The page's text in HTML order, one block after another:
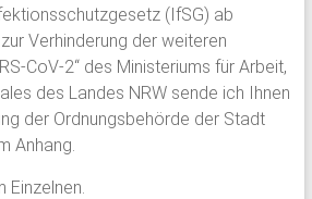
(IfSG) ab
Verhinderung der weiteren
CoV-2“ des Ministeriums für Arbeit,
des Landes NRW sende ich Ihnen
der Ordnungsbehörde der Stadt
Anhang.
Einzelnen.